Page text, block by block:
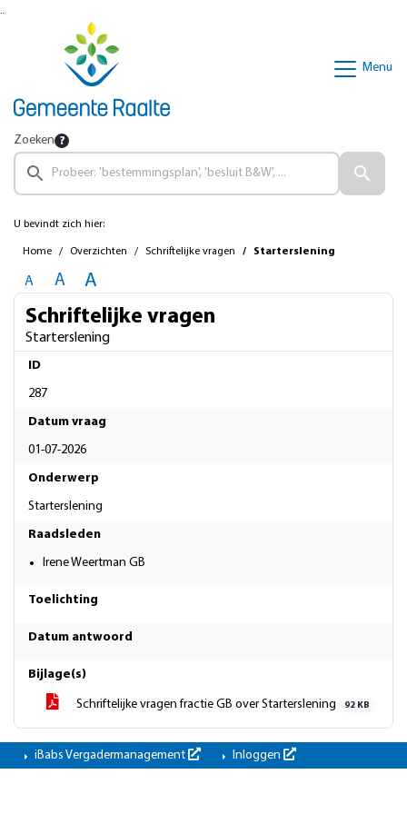
Ga naar de inhoud van deze pagina
Ga naar het zoeken
Menu
Zoeken
U bevindt zich hier:
Home Overzichten Schriftelijke vragen Starterslening
A A A
Schriftelijke vragen
Starterslening
ID
287
Datum vraag
01-07-2026
Onderwerp
Starterslening
Raadsleden
Irene Weertman GB
Toelichting
Datum antwoord
Bijlage(s)
Schriftelijke vragen fractie GB over Starterslening 92 KB
iBabs Vergadermanagement Inloggen